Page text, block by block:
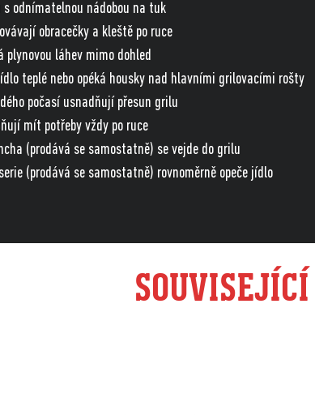
odnímatelnou nádobou na tuk
obracečky a kleště po ruce
plynovou láhev mimo dohled
teplé nebo opéká housky nad hlavními grilovacími rošty
počasí usnadňují přesun grilu
mít potřeby vždy po ruce
(prodává se samostatně) se vejde do grilu
(prodává se samostatně) rovnoměrně opeče jídlo